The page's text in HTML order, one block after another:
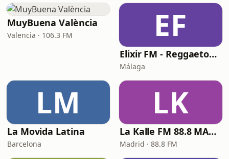
MuyBuena València
Valencia · 106.3 FM EF
Elixir FM - Reggaeton Party
Málaga
LM
La Movida Latina
Barcelona
LK
La Kalle FM 88.8 MADRID
Madrid · 88.8 FM